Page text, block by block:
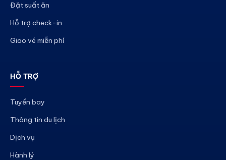
Đặt suất ăn
Hỗ trợ check-in
Giao vé miễn phí
HỖ TRỢ
Tuyến bay
Thông tin du lịch
Dịch vụ
Hành lý